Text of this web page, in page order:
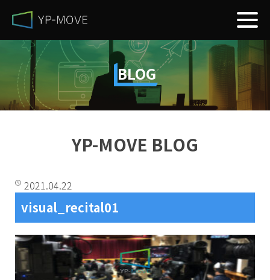
BLOG
YP-MOVE BLOG
2021.04.22
visual_recital01